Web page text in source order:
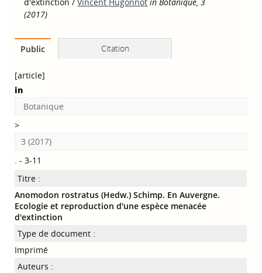
(2017)
Public Citation
[article]
in
Botanique
>
3 (2017)
. - 3-11
Titre :
Anomodon rostratus (Hedw.) Schimp. En Auvergne.
Ecologie et reproduction d'une espèce menacée
d'extinction
Type de document :
Imprimé
Auteurs :